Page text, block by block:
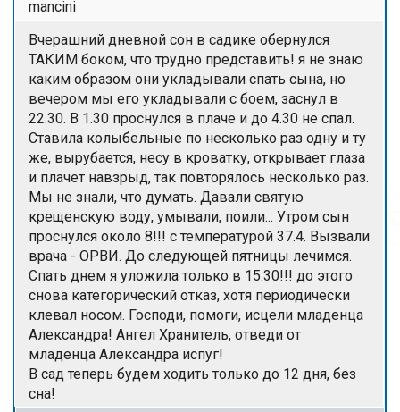
mancini
Вчерашний дневной сон в садике обернулся
ТАКИМ боком, что трудно представить! я не знаю
каким образом они укладывали спать сына, но
вечером мы его укладывали с боем, заснул в
22.30. В 1.30 проснулся в плаче и до 4.30 не спал.
Ставила колыбельные по несколько раз одну и ту
же, вырубается, несу в кроватку, открывает глаза
и плачет навзрыд, так повторялось несколько раз.
Мы не знали, что думать. Давали святую
крещенскую воду, умывали, поили... Утром сын
проснулся около 8!!! с температурой 37.4. Вызвали
врача - ОРВИ. До следующей пятницы лечимся.
Спать днем я уложила только в 15.30!!! до этого
снова категорический отказ, хотя периодически
клевал носом. Господи, помоги, исцели младенца
Александра! Ангел Хранитель, отведи от
младенца Александра испуг!
В сад теперь будем ходить только до 12 дня, без
сна!